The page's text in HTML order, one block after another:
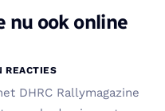
nu ook online
REACTIES
DHRC Rallymagazine